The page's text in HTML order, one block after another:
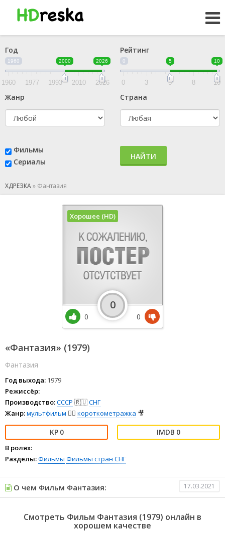
Год
1960 2000 2026
1960 1977 1993 2010 2026
Рейтинг
0 5 10
0 3 5 8 10
Жанр Страна
Фильмы
Сериалы
НАЙТИ
ХДРЕЗКА» Фантазия
«Фантазия» (1979)
Фантазия
Год выхода: 1979
Режиссёр:
Производство:СССР 🇷🇺СНГ
Жанр:мультфильм 🧚‍♀️ короткометражка 🎥
0 0
В ролях:
Разделы:Фильмы Фильмы стран СНГ
Хорошее (HD)
0
0
0
О чем Фильм Фантазия: 17.03.2021
Смотреть Фильм Фантазия (1979) онлайн в
хорошем качестве